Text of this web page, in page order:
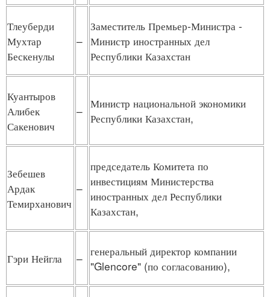
Тлеуберди
Мухтар
Бескенулы
–
Заместитель Премьер-Министра -
Министр иностранных дел
Республики Казахстан
Куантыров
Алибек
Сакенович
–
Министр национальной экономики
Республики Казахстан,
Зебешев
Ардак
Темирханович
–
председатель Комитета по
инвестициям Министерства
иностранных дел Республики
Казахстан,
Гэри Нейгла – генеральный директор компании
"Glencore" (по согласованию),